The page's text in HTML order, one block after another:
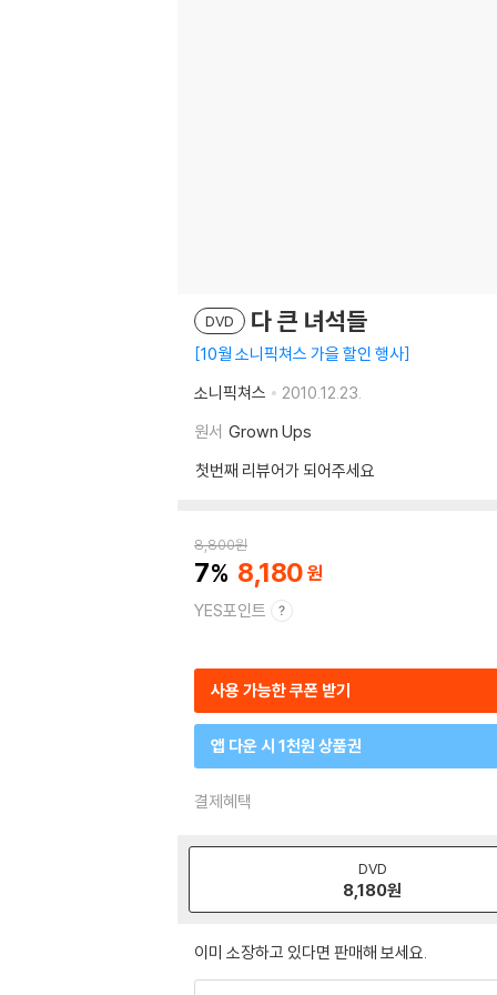
DVD 다 큰 녀석들
10월 소니픽쳐스 가을 할인 행사
소니픽쳐스
2010.12.23.
원서 Grown Ups
첫번째 리뷰어가 되어주세요
8,800원
7 8,180
YES포인트
사용 가능한 쿠폰 받기
앱 다운 시 1천원 상품권
결제혜택
DVD
8,180원
이미 소장하고 있다면 판매해 보세요.